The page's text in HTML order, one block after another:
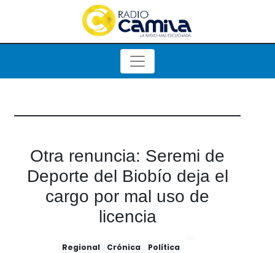
Otra renuncia: Seremi de
Deporte del Biobío deja el
cargo por mal uso de
licencia
Regional Crónica Política